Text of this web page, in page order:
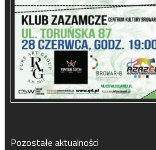
Pozostałe aktualności